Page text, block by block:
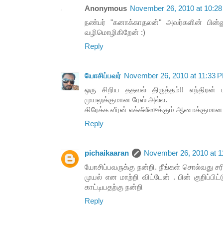
Anonymous November 26, 2010 at
நண்பர் "கனாக்காதலன்" அவர்களின்
வழிமொழிகிறேன் :)
Reply
யோசிப்பவர் November 26, 2010 at 11:33
ஒரு சிறிய ததவல் திருத்தம்!! எந்திரன்
முயலுக்குமான ரேஸ் அல்ல.
கிரேக்க வீரன் எக்கீலீஸுக்கும் ஆமைக்குமான
Reply
pichaikaaran
November 26, 2010 at
யோசிப்பவருக்கு நன்றி. நீங்கள் சொல்வது
முயல் என மாற்றி விட்டேன் . பின்
காட்டியதற்கு நன்றி
Reply